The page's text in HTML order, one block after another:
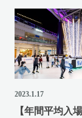
2023.1.17
【年間平均入